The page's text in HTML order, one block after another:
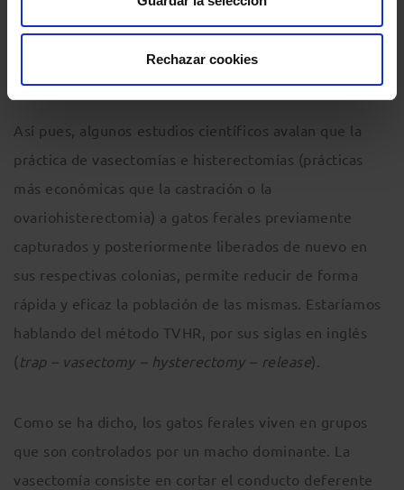
Rechazar cookies
económica e incluso más eficaz. Ahora bien, como
toda alternativa también tiene aspectos negativos.
Así pues, algunos estudios científicos avalan que la
práctica de vasectomías e histerectomías (prácticas
más económicas que la castración o la
ovariohisterectomia) a gatos ferales previamente
capturados y posteriormente liberados de nuevo en
sus respectivas colonias, permite reducir de forma
rápida y eficaz la población de las mismas. Estaríamos
hablando del método TVHR, por sus siglas en inglés
( trap – vasectomy – hysterectomy – release).
Como se ha dicho, los gatos ferales viven en grupos
que son controlados por un macho dominante. La
vasectomía consiste en cortar el conducto deferente